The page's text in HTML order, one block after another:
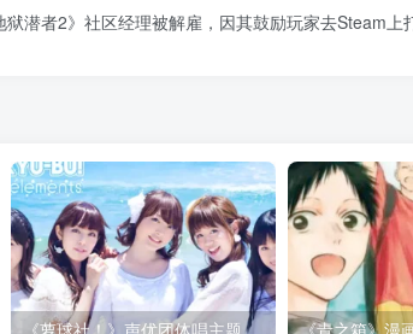
狱潜者2》社区经理被解雇，因其鼓励玩家去Steam上
《萝球社！》声优团体唱主题曲竟快消失了？别把青春怀念变成逼声优继续当偶像的压力！